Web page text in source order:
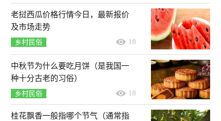
老挝西瓜价格行情今日，最新报价
及市场走势
乡村民俗 18
中秋节为什么要吃月饼（是我国一
种十分古老的习俗）
乡村民俗 18
桂花飘香一般指哪个节气（通常指